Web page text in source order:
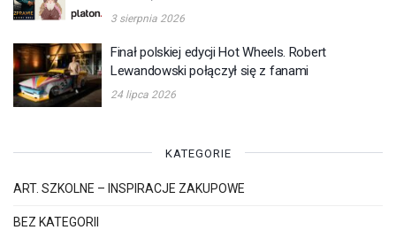
3 sierpnia 2026
Finał polskiej edycji Hot Wheels. Robert
Lewandowski połączył się z fanami
24 lipca 2026
KATEGORIE
ART. SZKOLNE – INSPIRACJE ZAKUPOWE
BEZ KATEGORII